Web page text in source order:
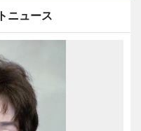
ニュース